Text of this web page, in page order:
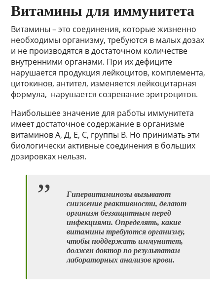
Витамины для иммунитета
Витамины – это соединения, которые жизненно
необходимы организму, требуются в малых дозах
и не производятся в достаточном количестве
внутренними органами. При их дефиците
нарушается продукция лейкоцитов, комплемента,
цитокинов, антител, изменяется лейкоцитарная
формула, нарушается созревание эритроцитов.
Наибольшее значение для работы иммунитета
имеет достаточное содержание в организме
витаминов А, Д, Е, С, группы В. Но принимать эти
биологически активные соединения в больших
дозировках нельзя.
Гипервитаминозы вызывают
снижение реактивности, делают
организм беззащитным перед
инфекциями. Определять, какие
витамины требуются организму,
чтобы поддержать иммунитет,
должен доктор по результатам
лабораторных анализов крови.